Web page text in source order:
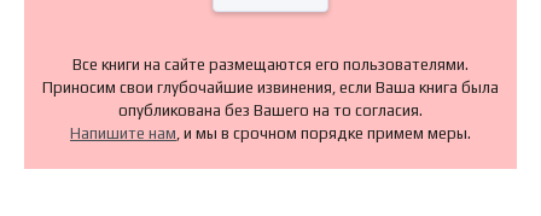
Все книги на сайте размещаются его пользователями.
Приносим свои глубочайшие извинения, если Ваша книга была
опубликована без Вашего на то согласия.
Напишите нам , и мы в срочном порядке примем меры.